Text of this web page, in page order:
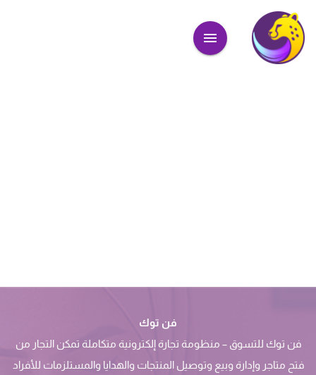
فن توك
فن توك للتسوق – منظومة تجارة إلكترونية متكاملة تمكن التجار من
فتح متاجر وإدارة وبيع وتوصيل المنتجات والهدايا والمستلزمات للأفراد